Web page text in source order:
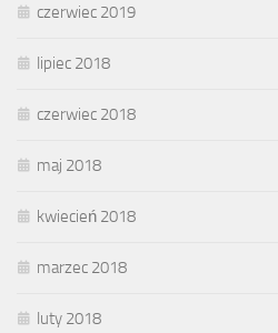
czerwiec 2019
lipiec 2018
czerwiec 2018
maj 2018
kwiecień 2018
marzec 2018
luty 2018